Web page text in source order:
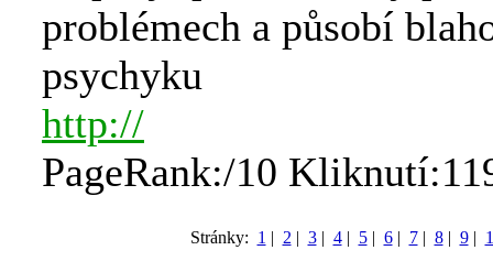
problémech a působí
psychyku
http://
PageRank:/10
Stránky: 1 | 2 | 3| 4| 5| 6| 7| 8| 9|